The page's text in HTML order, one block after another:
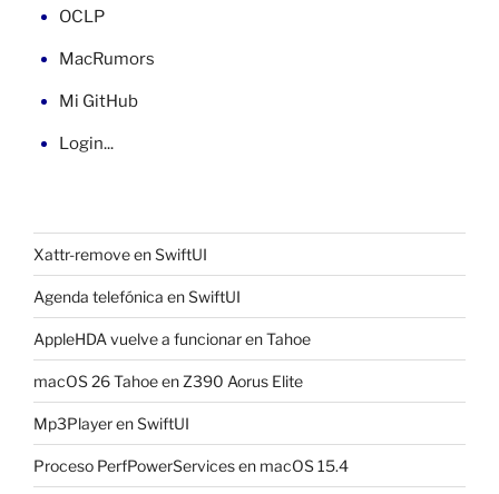
OCLP
MacRumors
Mi GitHub
Login...
Xattr-remove en SwiftUI
Agenda telefónica en SwiftUI
AppleHDA vuelve a funcionar en Tahoe
macOS 26 Tahoe en Z390 Aorus Elite
Mp3Player en SwiftUI
Proceso PerfPowerServices en macOS 15.4